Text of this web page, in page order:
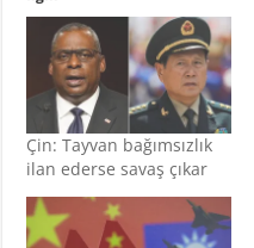
Çin: Tayvan bağımsızlık
ilan ederse savaş çıkar